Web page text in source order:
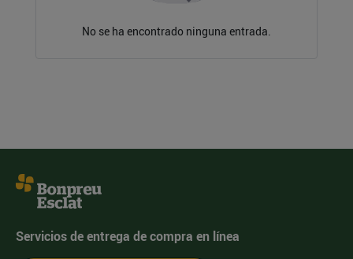
No se ha encontrado ninguna entrada.
Servicios de entrega de compra en línea